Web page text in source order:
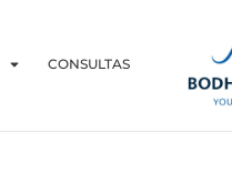
CONSULTAS